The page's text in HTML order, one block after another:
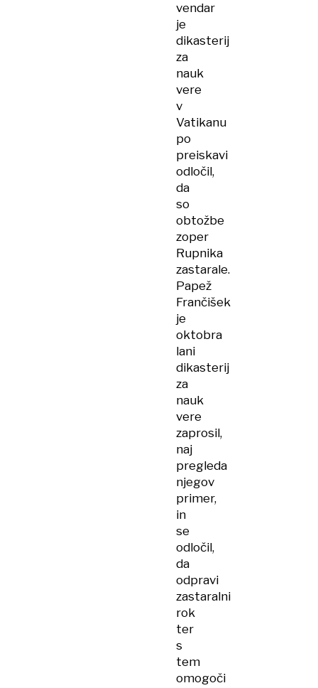
vendar
je
dikasterij
za
nauk
vere
v
Vatikanu
po
preiskavi
odločil,
da
so
obtožbe
zoper
Rupnika
zastarale.
Papež
Frančišek
je
oktobra
lani
dikasterij
za
nauk
vere
zaprosil,
naj
pregleda
njegov
primer,
in
se
odločil,
da
odpravi
zastaralni
rok
ter
s
tem
omogoči